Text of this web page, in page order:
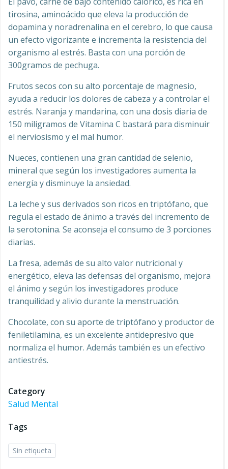
tirosina, aminoácido que eleva la producción de
dopamina y noradrenalina en el cerebro, lo que causa
un efecto vigorizante e incrementa la resistencia del
organismo al estrés. Basta con una porción de
300gramos de pechuga.
Frutos secos con su alto porcentaje de magnesio,
ayuda a reducir los dolores de cabeza y a controlar el
estrés. Naranja y mandarina, con una dosis diaria de
150 miligramos de Vitamina C bastará para disminuir
el nerviosismo y el mal humor.
Nueces, contienen una gran cantidad de selenio,
mineral que según los investigadores aumenta la
energía y disminuye la ansiedad.
La leche y sus derivados son ricos en triptófano, que
regula el estado de ánimo a través del incremento de
la serotonina. Se aconseja el consumo de 3 porciones
diarias.
La fresa, además de su alto valor nutricional y
energético, eleva las defensas del organismo, mejora
el ánimo y según los investigadores produce
tranquilidad y alivio durante la menstruación.
Chocolate, con su aporte de triptófano y productor de
feniletilamina, es un excelente antidepresivo que
normaliza el humor. Además también es un efectivo
antiestrés.
Category
Salud Mental
Tags
Sin etiqueta